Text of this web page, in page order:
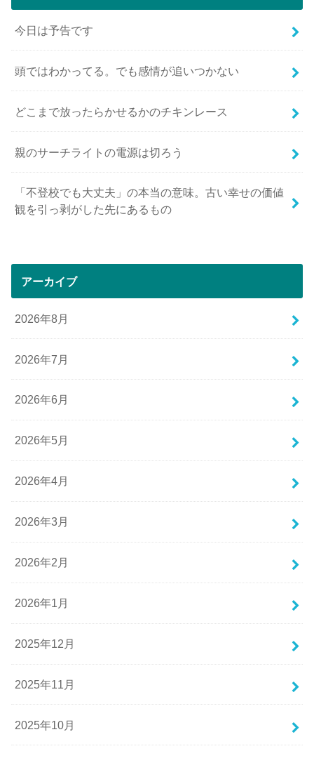
今日は予告です
頭ではわかってる。でも感情が追いつかない
どこまで放ったらかせるかのチキンレース
親のサーチライトの電源は切ろう
「不登校でも大丈夫」の本当の意味。古い幸せの価値
観を引っ剥がした先にあるもの
アーカイブ
2026年8月
2026年7月
2026年6月
2026年5月
2026年4月
2026年3月
2026年2月
2026年1月
2025年12月
2025年11月
2025年10月